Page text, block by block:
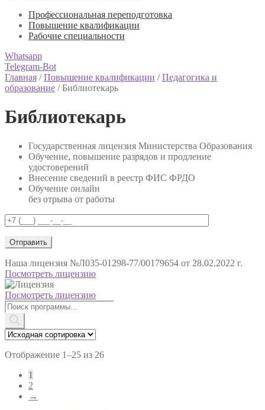
Профессиональная переподготовка
Повышение квалификации
Рабочие специальности
Whatsapp
Telegram-Bot
Главная /Повышение квалификации /Педагогика и
образование /Библиотекарь
Библиотекарь
Государственная лицензия Министерства Образования
Обучение, повышение разрядов и продление
удостоверений
Внесение сведений в реестр ФИС ФРДО
Обучение онлайн
без отрыва от работы
Наша лицензия №Л035-01298-77/00179654 от 28.02.2022 г.
Посмотреть лицензию
Посмотреть лицензию
Поиск
товаров
Отображение 1–25 из 26
1
2
→